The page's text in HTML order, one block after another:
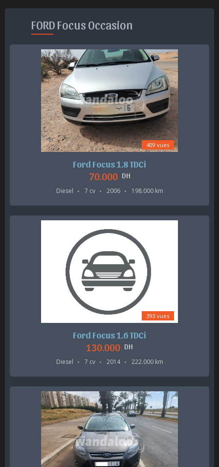
FORD Focus Occasion
409 vues
Ford Focus 1.8 TDCi
70.000 DH
Diesel 7 cv 2006 198.000 km
393 vues
Ford Focus 1.6 TDCi
130.000 DH
Diesel 7 cv 2014 222.000 km